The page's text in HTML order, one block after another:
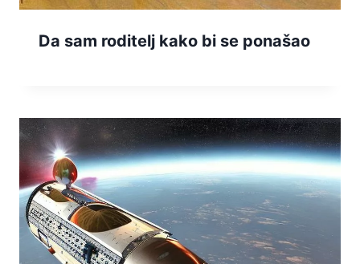
Da sam roditelj kako bi se ponašao